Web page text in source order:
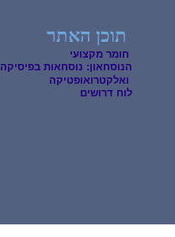
תוכן האתר
חומר מקצועי
הנוסחאון: נוסחאות בפיסיקה
ואלקטרואופטיקה
לוח דרושים